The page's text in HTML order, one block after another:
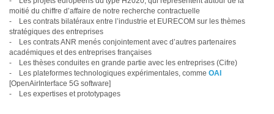
moitié du chiffre d’affaire de notre recherche contractuelle
- Les contrats bilatéraux entre l’industrie et EURECOM sur les thèmes
stratégiques des entreprises
- Les contrats ANR menés conjointement avec d’autres partenaires
académiques et des entreprises françaises
- Les thèses conduites en grande partie avec les entreprises (Cifre)
- Les plateformes technologiques expérimentales, comme OAI
[OpenAirInterface 5G software]
- Les expertises et prototypages